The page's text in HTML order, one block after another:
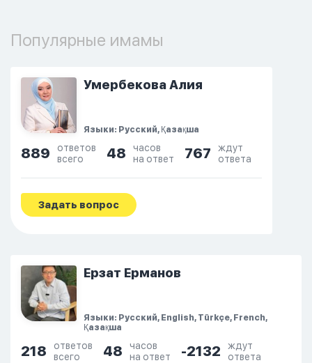
Популярные имамы
Умербекова Алия
Языки: Русский, Қазақша
889
ответов
всего
48
часов
на ответ
767
ждут
ответа
Задать вопрос
Ерзат Ерманов
Языки: Русский, English, Türkçe, French,
Қазақша
218
ответов
всего
48
часов
на ответ
-2132
ждут
ответа